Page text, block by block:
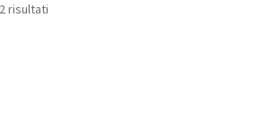
risultati